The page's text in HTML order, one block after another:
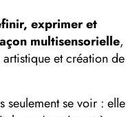
exprimer et
multisensorielle,
et création de
seulement se voir : elle